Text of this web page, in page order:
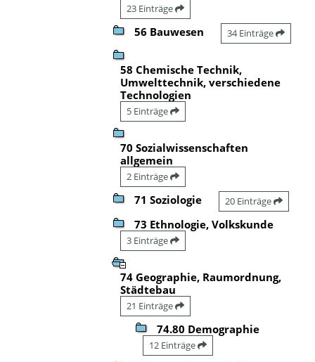
23 Einträge
56 Bauwesen 34 Einträge
58 Chemische Technik,
Umwelttechnik, verschiedene
Technologien
5 Einträge
70 Sozialwissenschaften
allgemein
2 Einträge
71 Soziologie 20 Einträge
73 Ethnologie, Volkskunde
3 Einträge
74 Geographie, Raumordnung,
Städtebau
21 Einträge
74.80 Demographie
12 Einträge